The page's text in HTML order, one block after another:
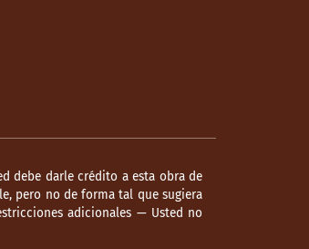
debe darle crédito a esta obra de
pero no de forma tal que sugiera
adicionales — Usted no